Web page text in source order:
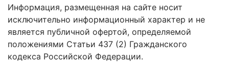
Информация, размещенная на сайте носит
исключительно информационный характер и не
является публичной офертой, определяемой
положениями Статьи 437 (2) Гражданского
кодекса Российской Федерации.